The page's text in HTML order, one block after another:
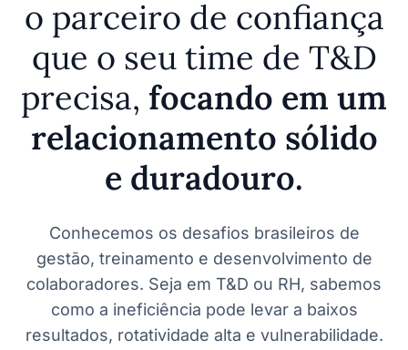
o parceiro de confiança
que o seu time de T&D
precisa, focando em um
relacionamento sólido
e duradouro.
Conhecemos os desafios brasileiros de
gestão, treinamento e desenvolvimento de
colaboradores. Seja em T&D ou RH, sabemos
como a ineficiência pode levar a baixos
resultados, rotatividade alta e vulnerabilidade.